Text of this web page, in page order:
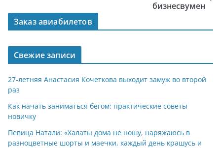
бизнесвумен
Заказ авиабилетов
Свежие записи
27-летняя Анастасия Кочеткова выходит замуж во второй
раз
Как начать заниматься бегом: практические советы
новичку
Певица Натали: «Халаты дома не ношу, наряжаюсь в
разноцветные шорты и маечки, каждый день крашусь и